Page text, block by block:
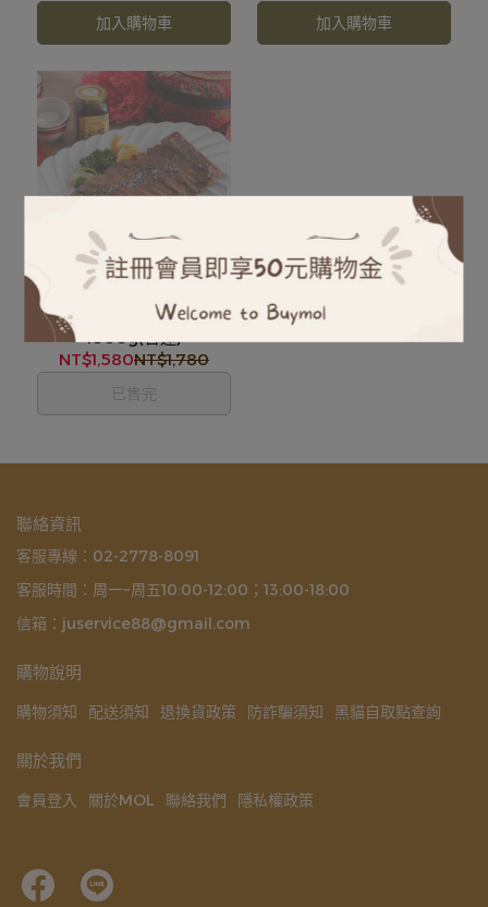
加入購物車 加入購物車
嚴選高品質豬肋排，加上調
的蜂蜜照燒醬
[黃景龍]台式吮指豬肋排
1000g(含運)
NT$1,580NT$1,780
已售完
聯絡資訊
客服專線：02-2778-8091
客服時間：周一~周五10:00-12:00；13:00-18:00
信箱：juservice88@gmail.com
購物說明
購物須知 配送須知 退換貨政策 防詐騙須知 黑貓自取點查詢
關於我們
會員登入 關於MOL 聯絡我們 隱私權政策